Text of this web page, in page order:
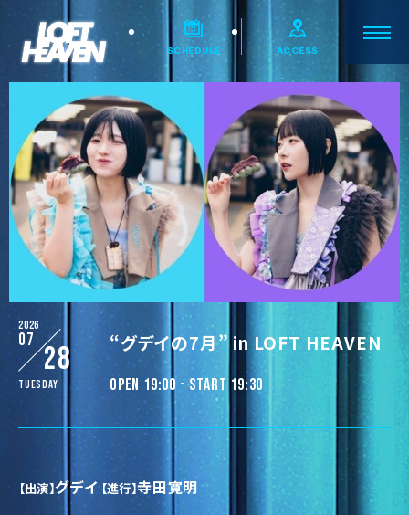
SCHEDULE ACCESS
2026
07
28
Tuesday
“グデイの7月” in LOFT HEAVEN
OPEN 19:00 - START 19:30
【出演】グデイ【進行】寺田寛明